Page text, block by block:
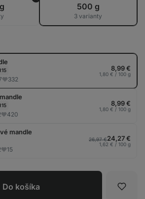
500 g
3 varianty
332
8,99 €
1,80 € / 100 g
420
8,99 €
1,80 € / 100 g
mandle
15
26,97 €24,27 €
1,62 € / 100 g
Do košíka